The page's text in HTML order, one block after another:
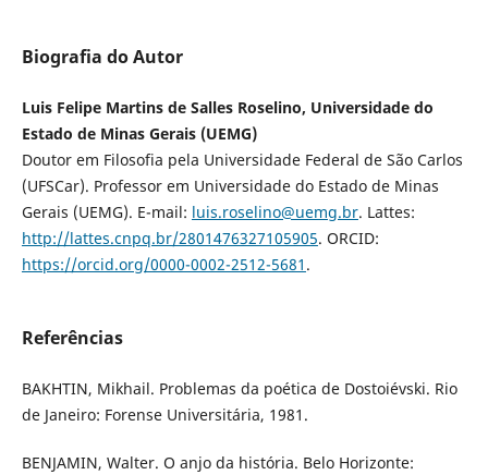
Biografia do Autor
Luis Felipe Martins de Salles Roselino, Universidade do
Estado de Minas Gerais (UEMG)
Doutor em Filosofia pela Universidade Federal de São Carlos
(UFSCar). Professor em Universidade do Estado de Minas
Gerais (UEMG). E-mail: luis.roselino@uemg.br. Lattes:
http://lattes.cnpq.br/2801476327105905. ORCID:
https://orcid.org/0000-0002-2512-5681 .
Referências
BAKHTIN, Mikhail. Problemas da poética de Dostoiévski. Rio
de Janeiro: Forense Universitária, 1981.
BENJAMIN, Walter. O anjo da história. Belo Horizonte: